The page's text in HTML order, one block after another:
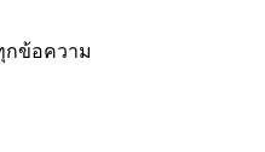
กข้อความ